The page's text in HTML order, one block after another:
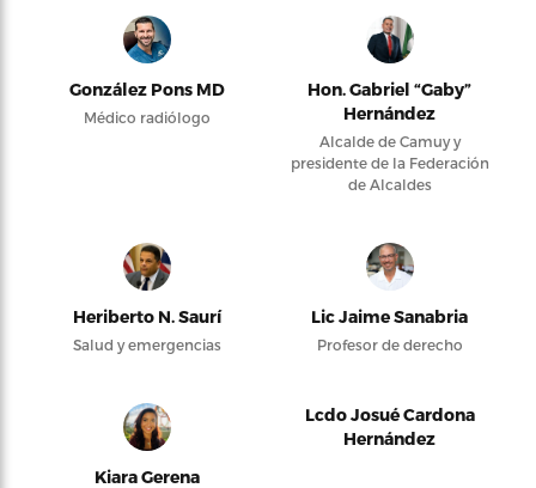
González Pons MD
Médico radiólogo
Hon. Gabriel “Gaby”
Hernández
Alcalde de Camuy y
presidente de la Federación
de Alcaldes
Heriberto N. Saurí
Salud y emergencias
Lic Jaime Sanabria
Profesor de derecho
Kiara Gerena
Lcdo Josué Cardona
Hernández